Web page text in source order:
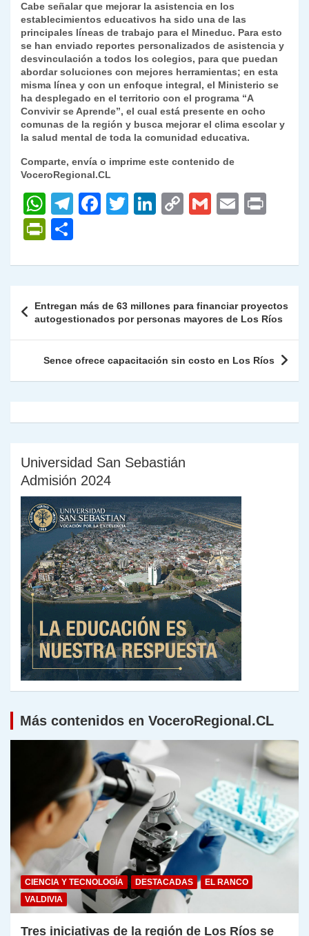
Cabe señalar que mejorar la asistencia en los
establecimientos educativos ha sido una de las
principales líneas de trabajo para el Mineduc. Para esto
se han enviado reportes personalizados de asistencia y
desvinculación a todos los colegios, para que puedan
abordar soluciones con mejores herramientas; en esta
misma línea y con un enfoque integral, el Ministerio se
ha desplegado en el territorio con el programa “A
Convivir se Aprende”, el cual está presente en ocho
comunas de la región y busca mejorar el clima escolar y
la salud mental de toda la comunidad educativa.
Comparte, envía o imprime este contenido de
VoceroRegional.CL
W
h
at
s
p
p
T
gr
m
F
e
o
o
k
T
er
Li
e
n
C
y
n
k
G
l
E
l
P
nt
ie
n
dl
y
m
ar
tir
de
entradas
Entregan más de 63 millones para financiar proyectos
autogestionados por personas mayores de Los Ríos
Sence ofrece capacitación sin costo en Los Ríos
Universidad San Sebastián
Admisión 2024
Más contenidos en VoceroRegional.CL
CIENCIA Y TECNOLOGÍA DESTACADAS
EL RANCO
VALDIVIA
Tres iniciativas de la región de Los Ríos se